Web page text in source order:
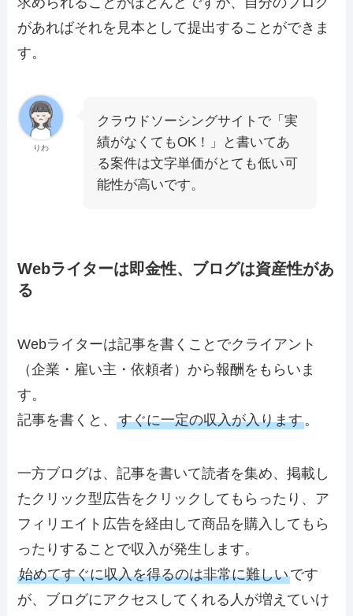
があればそれを見本として提出することができま
す。
りわ
クラウドソーシングサイトで「実
績がなくてもOK！」と書いてあ
る案件は文字単価がとても低い可
能性が高いです。
Webライターは即金性、ブログは資産性があ
る
Webライターは記事を書くことでクライアント
（企業・雇い主・依頼者）から報酬をもらいま
す。
記事を書くと、すぐに一定の収入が入ります。
一方ブログは、記事を書いて読者を集め、掲載し
たクリック型広告をクリックしてもらったり、ア
フィリエイト広告を経由して商品を購入してもら
ったりすることで収入が発生します。
始めてすぐに収入を得るのは非常に難しいです
が、ブログにアクセスしてくれる人が増えていけ